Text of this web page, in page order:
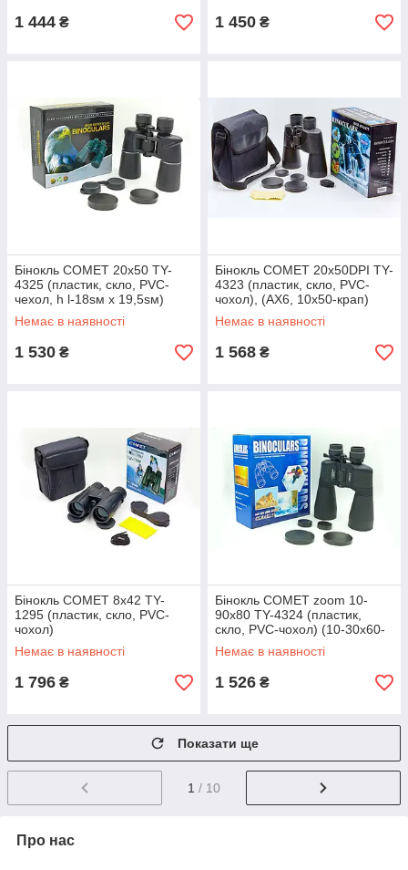
1 444 ₴ 1 450 ₴
Бінокль COMET 20x50 TY-
4325 (пластик, скло, PVC-
чехол, h l-18sм х 19,5sм)
(AX14, 7х50-тонч)
Немає в наявності
1 530 ₴
Бінокль COMET 20х50DPI TY-
4323 (пластик, скло, PVC-
чохол), (AX6, 10х50-крап)
Немає в наявності
1 568 ₴
Бінокль COMET 8х42 TY-
1295 (пластик, скло, PVC-
чохол)
Немає в наявності
1 796 ₴
Бінокль COMET zoom 10-
90х80 TY-4324 (пластик,
скло, PVC-чохол) (10-30х60-
крап)
Немає в наявності
1 526 ₴
Показати ще
1 / 10
Про нас